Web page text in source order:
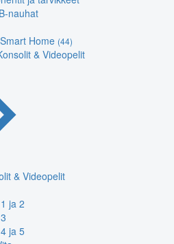
nauhat
Home (44)
& Videopelit
& Videopelit
ja 2
ja 5